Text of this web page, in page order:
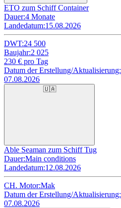
ETO zum Schiff Container
Dauer:4 Monate
Landedatum:15.08.2026
DWT:24 500
Baujahr:2 025
230 € pro Tag
Datum der Erstellung/Aktualisierung:
07.08.2026
🇺🇦
Able Seaman zum Schiff Tug
Dauer:Main conditions
Landedatum:12.08.2026
CH. Motor:Mak
Datum der Erstellung/Aktualisierung:
07.08.2026